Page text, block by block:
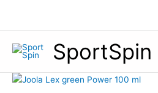
contenido
SportSpin
Joola